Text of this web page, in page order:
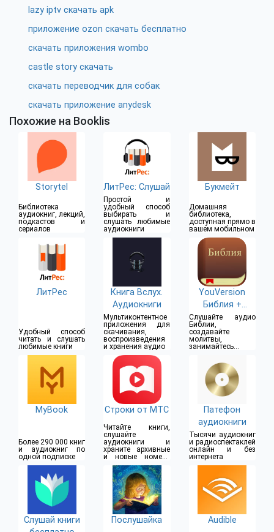
lazy iptv скачать apk
приложение ozon скачать бесплатно
скачать приложения wombo
castle story скачать
скачать переводчик для собак
скачать приложение anydesk
Похожие на Booklis
Storytel
Библиотека
аудиокниг, лекций,
подкастов и
сериалов
ЛитРес: Слушай
Простой и
удобный способ
выбирать и
слушать любимые
аудиокниги
Букмейт
Домашняя
библиотека,
доступная прямо в
вашем мобильном
ЛитРес
Удобный способ
читать и слушать
любимые книги
Книга Вслух.
Аудиокниги
Мультиконтентное
приложения для
скачивания,
воспроизведения
и хранения аудио
YouVersion
Библия +
Аудио
Слушайте аудио
Библии,
создавайте
молитвы,
занимайтесь с
MyBook
Более 290 000 книг
и аудиокниг по
одной подписке
Строки от МТС
Читайте книги,
слушайте
аудиокниги и
храните архивные
и новые номера
журналов и газет
Патефон
аудиокниги
Тысячи аудиокниг
и радиоспектаклей
онлайн и без
интернета
Слушай книги
Послушайка Audible